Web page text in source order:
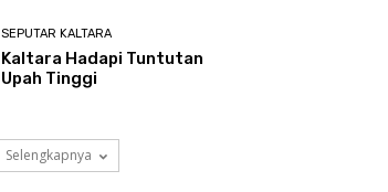
SEPUTAR KALTARA
Kaltara Hadapi Tuntutan
Upah Tinggi
Selengkapnya